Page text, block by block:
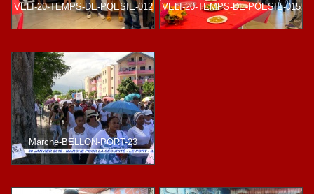
VELI-20-TEMPS-DE-POESIE-012 VELI-20-TEMPS-DE-POESIE-015
Marche-BELLON-PORT-23